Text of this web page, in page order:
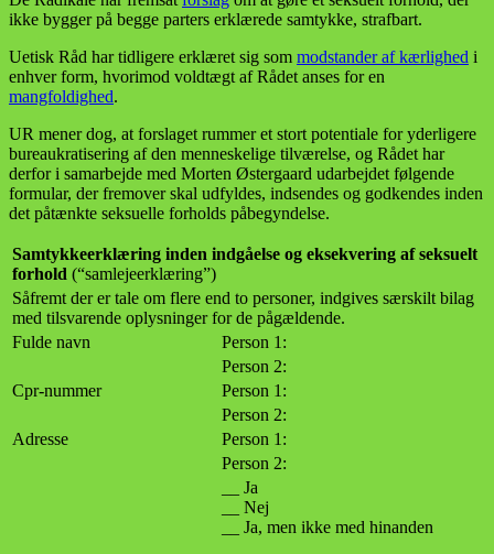
ikke bygger på begge parters erklærede samtykke, strafbart.
Uetisk Råd har tidligere erklæret sig som modstander af kærlighed i
enhver form, hvorimod voldtægt af Rådet anses for en
mangfoldighed.
UR mener dog, at forslaget rummer et stort potentiale for yderligere
bureaukratisering af den menneskelige tilværelse, og Rådet har
derfor i samarbejde med Morten Østergaard udarbejdet følgende
formular, der fremover skal udfyldes, indsendes og godkendes inden
det påtænkte seksuelle forholds påbegyndelse.
Samtykkeerklæring inden indgåelse og eksekvering af seksuelt
forhold (“samlejeerklæring”)
Såfremt der er tale om flere end to personer, indgives særskilt bilag
med tilsvarende oplysninger for de pågældende.
Fulde navn
Person 1:
Person 2:
Cpr-nummer
Person 1:
Person 2:
Adresse
Person 1:
Person 2:
__ Ja
__ Nej
__ Ja, men ikke med hinanden